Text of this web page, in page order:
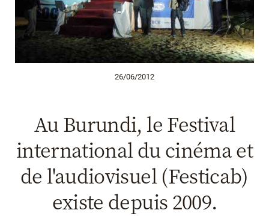
26/06/2012
Au Burundi, le Festival
international du cinéma et
de l'audiovisuel (Festicab)
existe depuis 2009.